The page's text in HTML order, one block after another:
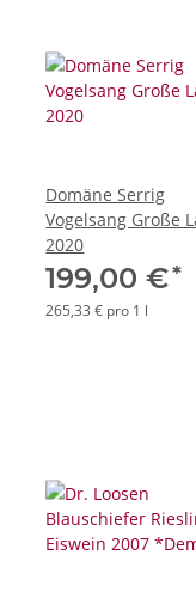
Domäne Serrig
Vogelsang Große
2020
199,00 €*
265,33 € pro 1 l